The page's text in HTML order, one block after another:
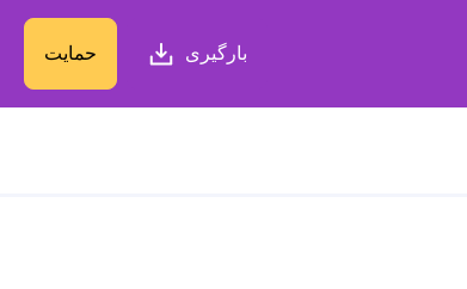
بارگیری حمایت